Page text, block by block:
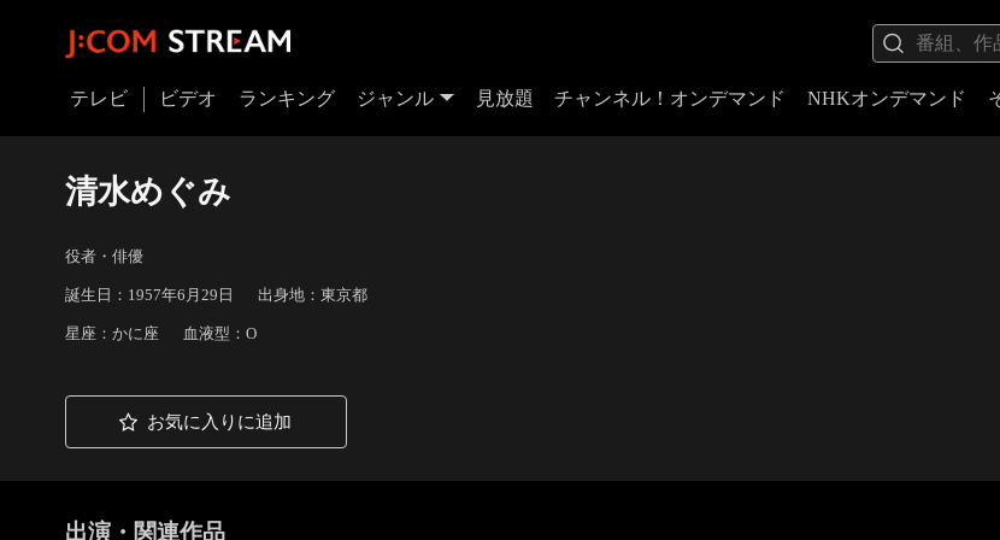
テレビ ビデオ ランキング ジャンル 見放題 チャンネル！オンデマンド NHKオンデマンド
清水めぐみ
役者・俳優
誕生日：1957年6月29日 出身地：東京都
星座：かに座 血液型：O
お気に入りに追加
出演・関連作品